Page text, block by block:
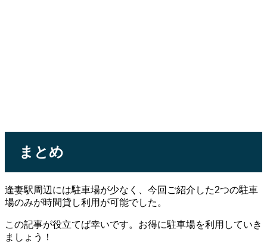
まとめ
逢妻駅周辺には駐車場が少なく、今回ご紹介した2つの駐車
場のみが時間貸し利用が可能でした。
この記事が役立てば幸いです。お得に駐車場を利用していき
ましょう！